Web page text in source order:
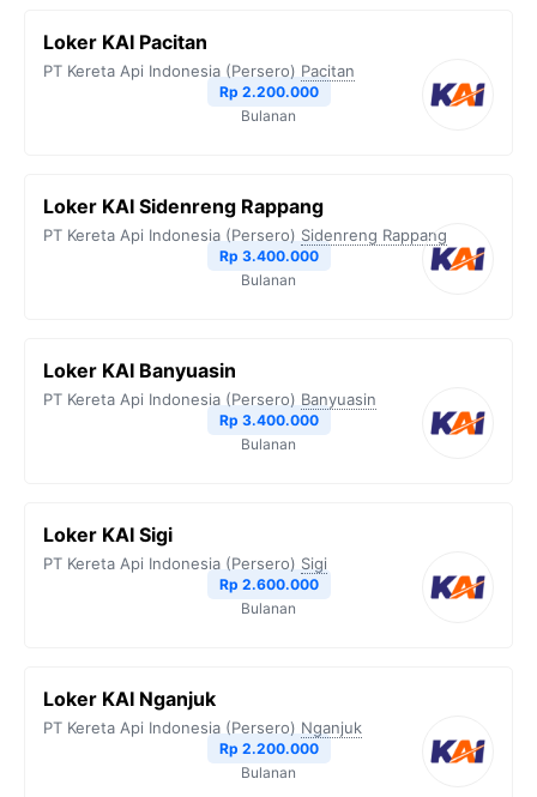
Loker KAI Pacitan
PT Kereta Api Indonesia (Persero) Pacitan
Rp 2.200.000
Bulanan
Loker KAI Sidenreng Rappang
PT Kereta Api Indonesia (Persero) Sidenreng Rappang
Rp 3.400.000
Bulanan
Loker KAI Banyuasin
PT Kereta Api Indonesia (Persero) Banyuasin
Rp 3.400.000
Bulanan
Loker KAI Sigi
PT Kereta Api Indonesia (Persero) Sigi
Rp 2.600.000
Bulanan
Loker KAI Nganjuk
PT Kereta Api Indonesia (Persero) Nganjuk
Rp 2.200.000
Bulanan